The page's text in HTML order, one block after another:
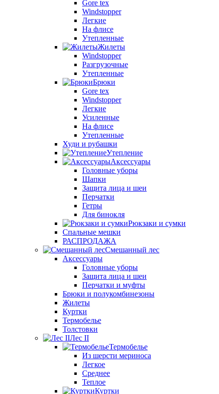
Gore tex
Windstopper
Легкие
На флисе
Утепленные
Жилеты
Windstopper
Разгрузочные
Утепленные
Брюки
Gore tex
Windstopper
Легкие
Усиленные
На флисе
Утепленные
Худи и рубашки
Утепление
Аксессуары
Головные уборы
Шапки
Защита лица и шеи
Перчатки
Гетры
Для бинокля
Рюкзаки и сумки
Спальные мешки
РАСПРОДАЖА
Смешанный лес
Аксессуары
Головные уборы
Защита лица и шеи
Перчатки и муфты
Брюки и полукомбинезоны
Жилеты
Куртки
Термобелье
Толстовки
Лес II
Термобелье
Из шерсти мериноса
Легкое
Среднее
Теплое
Куртки